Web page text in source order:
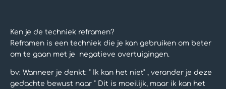
Ken je de techniek reframen?
Reframen is een techniek die je kan gebruiken om beter
om te gaan met je negatieve overtuigingen.
bv: Wanneer je denkt: " Ik kan het niet" , verander je deze
gedachte bewust naar " Dit is moeilijk, maar ik kan het